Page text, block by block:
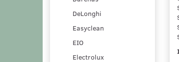
DeLonghi
Easyclean
EIO
Electrolux